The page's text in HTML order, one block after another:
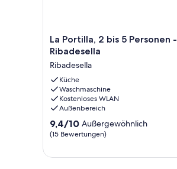
La
Portilla,
bis
5
Personen
-
Ribadesella
Ribadesella
La Portilla, 2 bis 5 Personen -
Ribadesella
Ribadesella
Küche
Waschmaschine
Kostenloses WLAN
Außenbereich
9.4
von
Außergewöhnlich,
9,4/10 Außergewöhnlich
(15 Bewertungen)